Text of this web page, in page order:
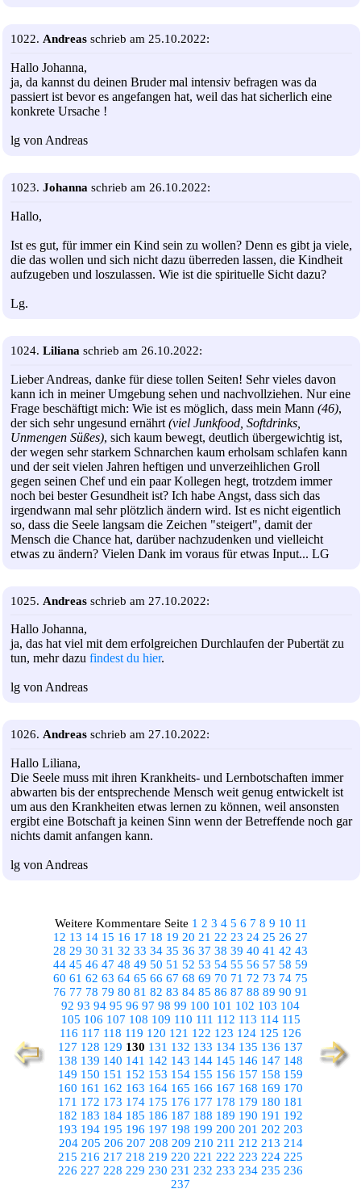
1022. Andreas schrieb am 25.10.2022:
Hallo Johanna,
ja, da kannst du deinen Bruder mal intensiv befragen was da
passiert ist bevor es angefangen hat, weil das hat sicherlich eine
konkrete Ursache !
lg von Andreas
1023. Johanna schrieb am 26.10.2022:
Hallo,
Ist es gut, für immer ein Kind sein zu wollen? Denn es gibt ja viele,
die das wollen und sich nicht dazu überreden lassen, die Kindheit
aufzugeben und loszulassen. Wie ist die spirituelle Sicht dazu?
Lg.
1024. Liliana schrieb am 26.10.2022:
Lieber Andreas, danke für diese tollen Seiten! Sehr vieles davon
kann ich in meiner Umgebung sehen und nachvollziehen. Nur eine
Frage beschäftigt mich: Wie ist es möglich, dass mein Mann (46),
der sich sehr ungesund ernährt (viel Junkfood, Softdrinks,
Unmengen Süßes), sich kaum bewegt, deutlich übergewichtig ist,
der wegen sehr starkem Schnarchen kaum erholsam schlafen kann
und der seit vielen Jahren heftigen und unverzeihlichen Groll
gegen seinen Chef und ein paar Kollegen hegt, trotzdem immer
noch bei bester Gesundheit ist? Ich habe Angst, dass sich das
irgendwann mal sehr plötzlich ändern wird. Ist es nicht eigentlich
so, dass die Seele langsam die Zeichen "steigert", damit der
Mensch die Chance hat, darüber nachzudenken und vielleicht
etwas zu ändern? Vielen Dank im voraus für etwas Input... LG
1025. Andreas schrieb am 27.10.2022:
Hallo Johanna,
ja, das hat viel mit dem erfolgreichen Durchlaufen der Pubertät zu
tun, mehr dazu findest du hier.
lg von Andreas
1026. Andreas schrieb am 27.10.2022:
Hallo Liliana,
Die Seele muss mit ihren Krankheits- und Lernbotschaften immer
abwarten bis der entsprechende Mensch weit genug entwickelt ist
um aus den Krankheiten etwas lernen zu können, weil ansonsten
ergibt eine Botschaft ja keinen Sinn wenn der Betreffende noch gar
nichts damit anfangen kann.
lg von Andreas
Weitere Kommentare Seite 1 2 3 4 5 6 7 8 9 10 11
12 13 14 15 16 17 18 19 20 21 22 23 24 25 26 27
28 29 30 31 32 33 34 35 36 37 38 39 40 41 42 43
44 45 46 47 48 49 50 51 52 53 54 55 56 57 58 59
60 61 62 63 64 65 66 67 68 69 70 71 72 73 74 75
76 77 78 79 80 81 82 83 84 85 86 87 88 89 90 91
92 93 94 95 96 97 98 99 100 101 102 103 104
105 106 107 108 109 110 111 112 113 114 115
116 117 118 119 120 121 122 123 124 125 126
127 128 129 130 131 132 133 134 135 136 137
138 139 140 141 142 143 144 145 146 147 148
149 150 151 152 153 154 155 156 157 158 159
160 161 162 163 164 165 166 167 168 169 170
171 172 173 174 175 176 177 178 179 180 181
182 183 184 185 186 187 188 189 190 191 192
193 194 195 196 197 198 199 200 201 202 203
204 205 206 207 208 209 210 211 212 213 214
215 216 217 218 219 220 221 222 223 224 225
226 227 228 229 230 231 232 233 234 235 236
237